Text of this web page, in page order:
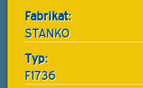
Fabrikat:
STANKO
Typ:
F1736